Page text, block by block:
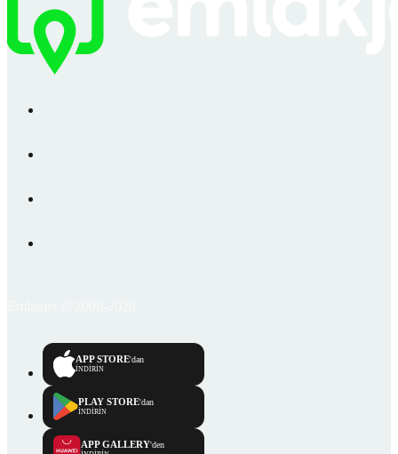
APP STORE'dan
İNDİRİN
PLAY STORE'dan
İNDİRİN
APP GALLERY'den